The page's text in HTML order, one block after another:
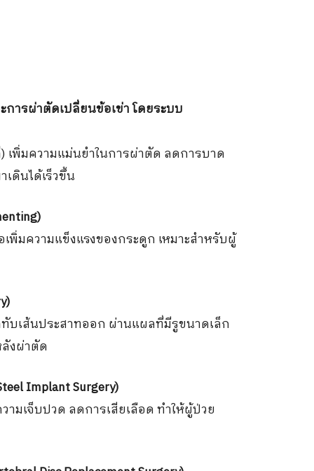
การผ่าตัดเปลี่ยนข้อเข่า โดยระบบ
เพิ่มความแม่นยำในการผ่าตัด ลดการบาด
ดินได้เร็วขึ้น
พิ่มความแข็งแรงของกระดูก เหมาะสำหรับผู้
บเส้นประสาทออก ผ่านแผลที่มีรูขนาดเล็ก
งผ่าตัด
Implant Surgery)
มเจ็บปวด ลดการเสียเลือด ทำให้ผู้ป่วย